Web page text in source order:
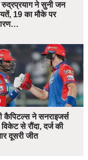
रुद्रप्रयाग ने सुनी जन
19 का मौके पर
कैपिटल्स ने सनराइजर्स
से रौंदा, दर्ज की
दूसरी जीत